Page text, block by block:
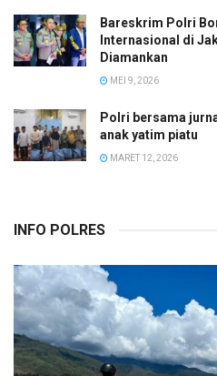
Bareskrim Polri
Internasional di
Diamankan
MEI 9, 2026
Polri bersama
anak yatim piatu
MARET 12, 2026
INFO POLRES